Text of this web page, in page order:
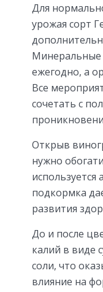
Для
урожая сорт
Минеральные
ежегодно, а
Все
сочетать с
Открыв
нужно
используется
подкормка
развития
До и после
калий в виде
соли, что
влияние на